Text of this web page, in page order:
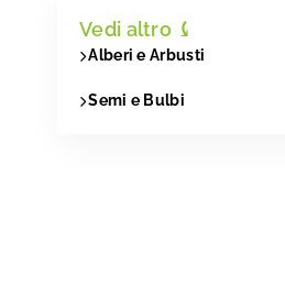
Vedi altro ⤹
Alberi e Arbusti
Semi e Bulbi